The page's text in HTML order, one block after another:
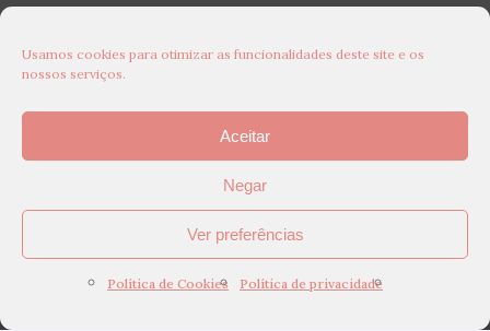
Usamos cookies para otimizar as funcionalidades deste site e os
nossos serviços.
Aceitar
Negar
Ver preferências
Política de Cookies Política de privacidade